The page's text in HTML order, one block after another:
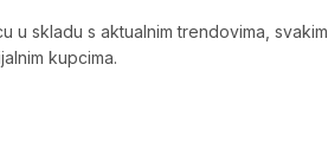
u skladu s aktualnim trendovima, svakim
kupcima.